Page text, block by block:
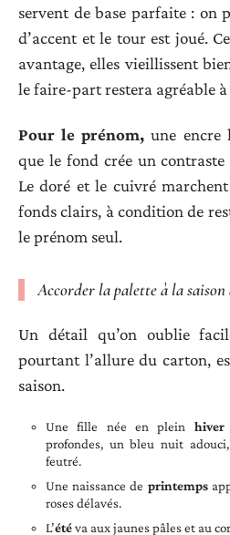
servent de base parfaite : on
d’accent et le tour est joué.
avantage, elles vieillissent
le faire-part restera agréable
Pour le prénom, une encre
que le fond crée un contraste
Le doré et le cuivré
fonds clairs, à condition de
le prénom seul.
Accorder la palette à la saison
Un détail qu’on oublie
pourtant l’allure du carton,
saison.
Une fille née en plein hiver
profondes, un bleu nuit
feutré.
Une naissance de printemps
roses délavés.
L’étéva aux jaunes pâles et au